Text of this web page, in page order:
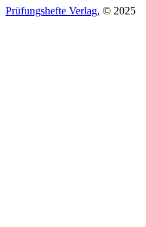
Prüfungshefte Verlag, © 2025